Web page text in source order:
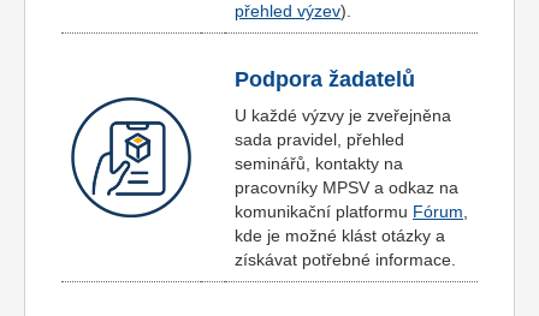
přehled výzev).
Podpora žadatelů
U každé výzvy je zveřejněna
sada pravidel, přehled
seminářů, kontakty na
pracovníky MPSV a odkaz na
komunikační platformu Fórum
kde je možné klást otázky a
získávat potřebné informace.